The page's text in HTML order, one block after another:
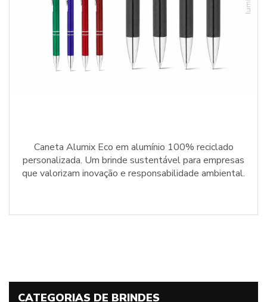
Caneta Alumix Eco em alumínio 100% reciclado
personalizada. Um brinde sustentável para empresas
que valorizam inovação e responsabilidade ambiental.
CATEGORIAS DE BRINDES